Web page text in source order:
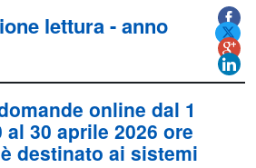
lettura - anno
online dal 1
30 aprile 2026 ore
destinato ai sistemi